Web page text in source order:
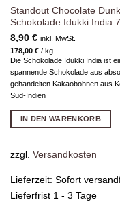
Standout Chocolate
Schokolade Idukki India
8,90 € inkl. MwSt.
178,00 €/ kg
Die Schokolade Idukki India ist
spannende Schokolade aus
gehandelten Kakaobohnen aus
Süd-Indien
IN DEN WARENKORB
zzgl. Versandkosten
Lieferzeit: Sofort
Lieferfrist 1 - 3 Tage